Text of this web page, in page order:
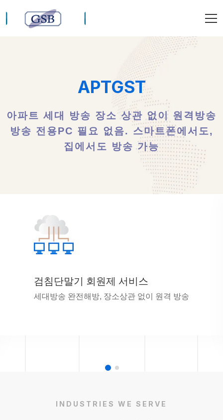
APTGST
아파트 세대 방송 장소 상관 없이 원격방송
방송 전용PC 필요 없음. 스마트폰에서도,
집에서도 방송 가능
검침단말기 회원제 서비스
세대방송 완전해방, 장소상관 없이 원격 방송
INDUSTRIES WE SERVE